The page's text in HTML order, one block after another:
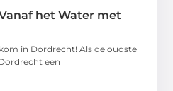
het Water met
in Dordrecht! Als de oudste
een